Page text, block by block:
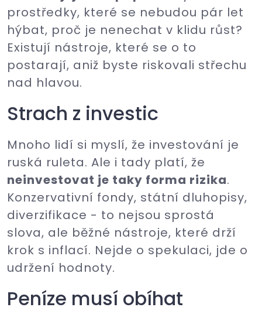
prostředky, které se nebudou pár let
hýbat, proč je nenechat v klidu růst?
Existují nástroje, které se o to
postarají, aniž byste riskovali střechu
nad hlavou.
Strach z investic
Mnoho lidí si myslí, že investování je
ruská ruleta. Ale i tady platí, že
neinvestovat je taky forma rizika.
Konzervativní fondy, státní dluhopisy,
diverzifikace - to nejsou sprostá
slova, ale běžné nástroje, které drží
krok s inflací. Nejde o spekulaci, jde o
udržení hodnoty.
Peníze musí obíhat